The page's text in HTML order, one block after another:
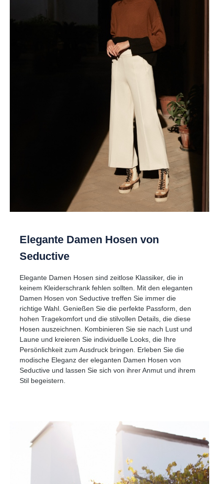
Elegante Damen Hosen von
Seductive
Elegante Damen Hosen sind zeitlose Klassiker, die in
keinem Kleiderschrank fehlen sollten. Mit den eleganten
Damen Hosen von Seductive treffen Sie immer die
richtige Wahl. Genießen Sie die perfekte Passform, den
hohen Tragekomfort und die stilvollen Details, die diese
Hosen auszeichnen. Kombinieren Sie sie nach Lust und
Laune und kreieren Sie individuelle Looks, die Ihre
Persönlichkeit zum Ausdruck bringen. Erleben Sie die
modische Eleganz der eleganten Damen Hosen von
Seductive und lassen Sie sich von ihrer Anmut und ihrem
Stil begeistern.